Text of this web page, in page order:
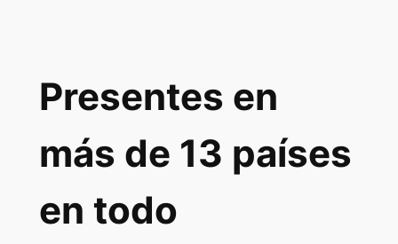
Presentes en
más de 13 países
en todo